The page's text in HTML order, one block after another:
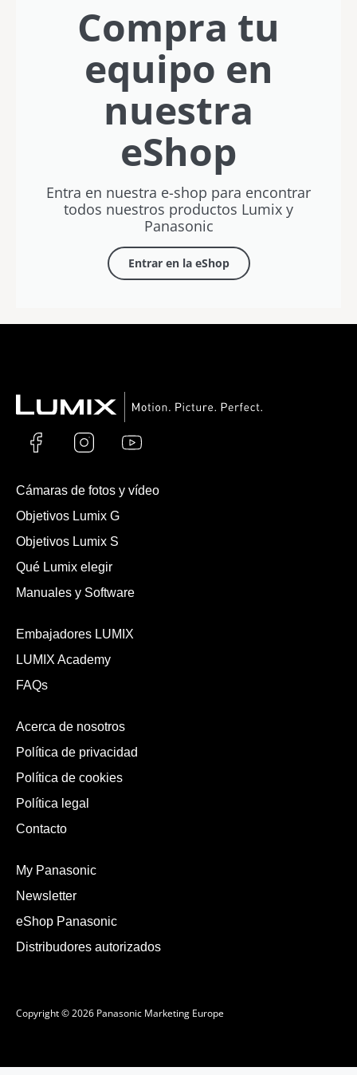
Compra tu
equipo en
nuestra
eShop
Entra en nuestra e-shop para encontrar
todos nuestros productos Lumix y
Panasonic
Entrar en la eShop
Cámaras de fotos y vídeo
Objetivos Lumix G
Objetivos Lumix S
Qué Lumix elegir
Manuales y Software
Embajadores LUMIX
LUMIX Academy
FAQs
Acerca de nosotros
Política de privacidad
Política de cookies
Política legal
Contacto
My Panasonic
Newsletter
eShop Panasonic
Distribudores autorizados
Copyright © 2026 Panasonic Marketing Europe